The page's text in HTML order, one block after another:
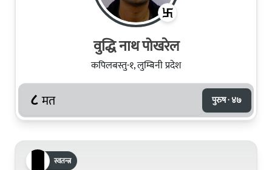
वुद्धि नाथ पोखरेल
कपिलबस्तु-१, लुम्बिनी प्रदेश
८ मत पुरुष · ४७
स्वतन्त्र